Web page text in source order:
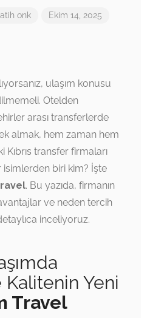
onk Ekim 14, 2025
ulaşım konusu
Otelden
arası transferlerde
almak, hem zaman hem
Kıbrıs transfer firmaları
isimlerden biri kim? İşte
. Bu yazıda, firmanın
ve neden tercih
inceliyoruz.
Kalitenin Yeni
Travel